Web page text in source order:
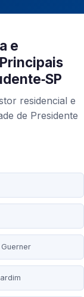
e
residencial e
de Presidente